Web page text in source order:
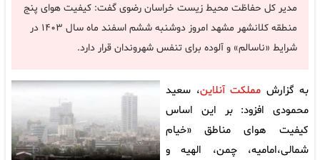
مدیر کل حفاظت محیط زیست خراسان رضوی گفت: کیفیت هوای پنج
منطقه کلانشهر مشهد امروز دوشنبه ششم اسفند ماه سال ۱۴۰۳ در
شرایط «ناسالم» و آلوده برای تنفس شهروندان قرار دارد.
به گزارش مملکت آنلاین، سعید
محمودی افزود: بر این اساس
کیفیت هوای مناطق «خیام
شمالی،امامیه، چمن، الهیه و